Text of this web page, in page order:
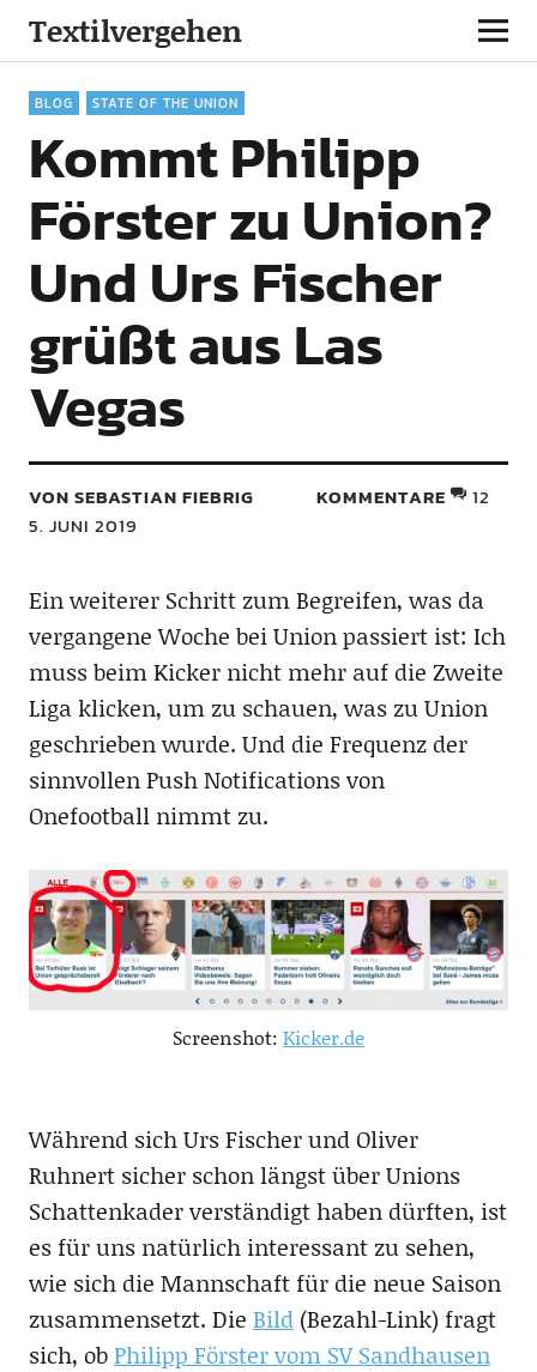
Textilvergehen
BLOG STATE OF THE UNION
Kommt Philipp
Förster zu Union?
Und Urs Fischer
grüßt aus Las
Vegas
VON SEBASTIAN FIEBRIG
5. JUNI 2019
KOMMENTARE 12
Ein weiterer Schritt zum Begreifen, was da
vergangene Woche bei Union passiert ist: Ich
muss beim Kicker nicht mehr auf die Zweite
Liga klicken, um zu schauen, was zu Union
geschrieben wurde. Und die Frequenz der
sinnvollen Push Notifications von
Onefootball nimmt zu.
Screenshot: Kicker.de
Während sich Urs Fischer und Oliver
Ruhnert sicher schon längst über Unions
Schattenkader verständigt haben dürften, ist
es für uns natürlich interessant zu sehen,
wie sich die Mannschaft für die neue Saison
zusammensetzt. Die Bild(Bezahl-Link) fragt
sich, obPhilipp Förster vom SV Sandhausen